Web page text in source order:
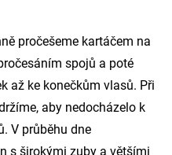
pročešeme kartáčem na
spojů a poté
až ke konečkům vlasů. Při
aby nedocházelo k
V průběhu dne
s širokými zuby a většími